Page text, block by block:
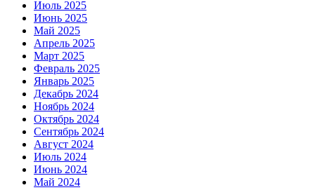
Июль 2025
Июнь 2025
Май 2025
Апрель 2025
Март 2025
Февраль 2025
Январь 2025
Декабрь 2024
Ноябрь 2024
Октябрь 2024
Сентябрь 2024
Август 2024
Июль 2024
Июнь 2024
Май 2024